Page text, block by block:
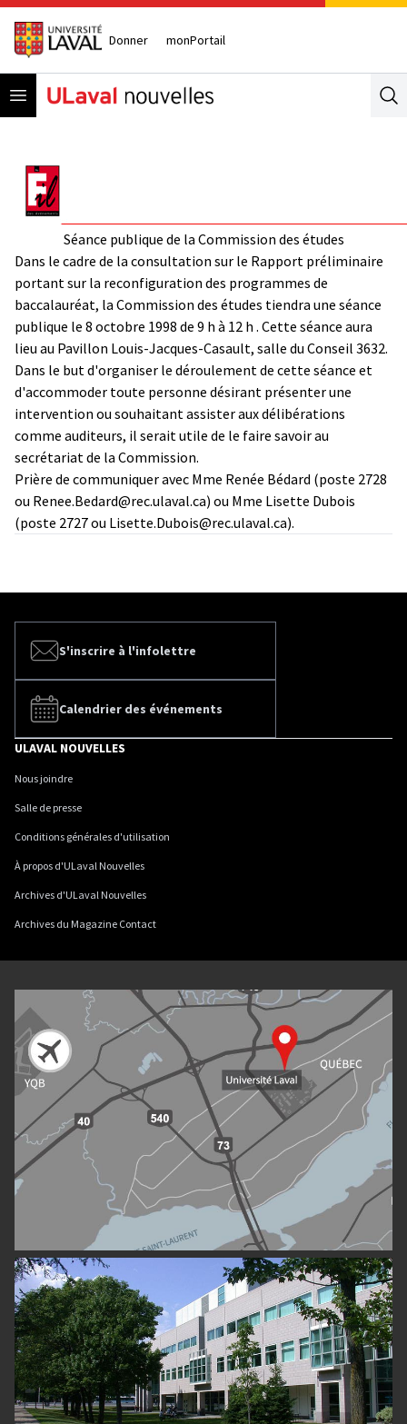
Donner monPortail
Open menu
Séance publique de la Commission des études
Dans le cadre de la consultation sur le Rapport préliminaire
portant sur la reconfiguration des programmes de
baccalauréat, la Commission des études tiendra une séance
publique le 8 octobre 1998 de 9 h à 12 h . Cette séance aura
lieu au Pavillon Louis-Jacques-Casault, salle du Conseil 3632.
Dans le but d'organiser le déroulement de cette séance et
d'accommoder toute personne désirant présenter une
intervention ou souhaitant assister aux délibérations
comme auditeurs, il serait utile de le faire savoir au
secrétariat de la Commission.
Prière de communiquer avec Mme Renée Bédard (poste 2728
ou Renee.Bedard@rec.ulaval.ca) ou Mme Lisette Dubois
(poste 2727 ou Lisette.Dubois@rec.ulaval.ca).
S'inscrire à l'infolettre
Calendrier des événements
ULAVAL NOUVELLES
Nous joindre
Salle de presse
Conditions générales d'utilisation
À propos d'ULaval Nouvelles
Archives d'ULaval Nouvelles
Archives du Magazine Contact